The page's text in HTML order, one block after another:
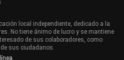
local independiente, dedicado a la
No tiene ánimo de lucro y se mantiene
de sus colaboradores, como
sus ciudadanos.